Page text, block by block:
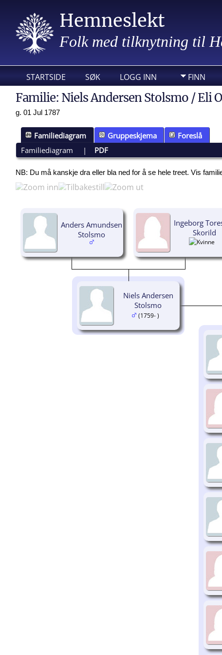
Hemneslekt
Folk med tilknytning til
STARTSIDE SØK LOGG INN FINN
Familie: Niels Andersen Stolsmo / Eli
g. 01 Jul 1787
Familiediagram Gruppeskjema
Foreslå
Familiediagram
| PDF
NB: Du må kanskje dra eller bla ned for å se hele treet. Vis
Anders Amundsen
Stolsmo
Ingeborg
Skorild
Niels Andersen
Stolsmo
(1759- )